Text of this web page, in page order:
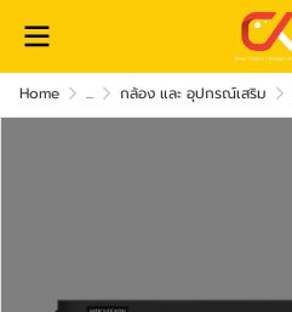
Home ... กล้อง และ อุปกรณ์เสริม